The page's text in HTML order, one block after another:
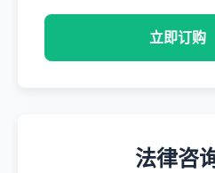
立即订购
法律咨